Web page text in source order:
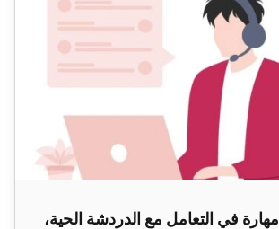
اكتشف 12 مهارة في التعامل مع الدردشة الحية،